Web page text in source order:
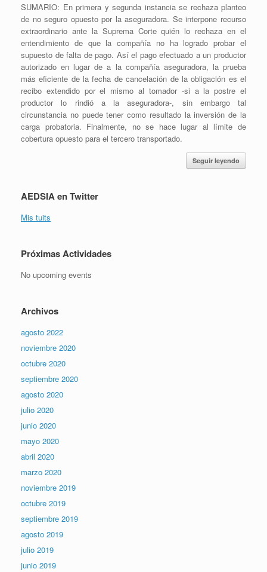
SUMARIO: En primera y segunda instancia se rechaza planteo
de no seguro opuesto por la aseguradora. Se interpone recurso
extraordinario ante la Suprema Corte quién lo rechaza en el
entendimiento de que la compañía no ha logrado probar el
supuesto de falta de pago. Así el pago efectuado a un productor
autorizado en lugar de a la compañía aseguradora, la prueba
más eficiente de la fecha de cancelación de la obligación es el
recibo extendido por el mismo al tomador -si a la postre el
productor lo rindió a la aseguradora-, sin embargo tal
circunstancia no puede tener como resultado la inversión de la
carga probatoria. Finalmente, no se hace lugar al límite de
cobertura opuesto para el tercero transportado.
Seguir leyendo
AEDSIA en Twitter
Mis tuits
Próximas Actividades
No upcoming events
Archivos
agosto 2022
noviembre 2020
octubre 2020
septiembre 2020
agosto 2020
julio 2020
junio 2020
mayo 2020
abril 2020
marzo 2020
noviembre 2019
octubre 2019
septiembre 2019
agosto 2019
julio 2019
junio 2019